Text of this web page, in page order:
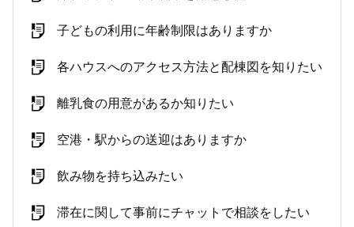
子どもの利用に年齢制限はありますか
各ハウスへのアクセス方法と配棟図を知りたい
離乳食の用意があるか知りたい
空港・駅からの送迎はありますか
飲み物を持ち込みたい
滞在に関して事前にチャットで相談をしたい